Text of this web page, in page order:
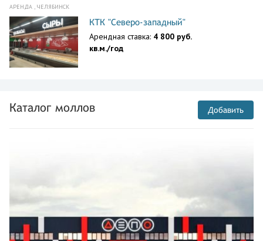
АРЕНДА , ЧЕЛЯБИНСК
КТК "Северо-западный"
Арендная ставка: 4 800 руб.
кв.м./год
Каталог моллов Добавить